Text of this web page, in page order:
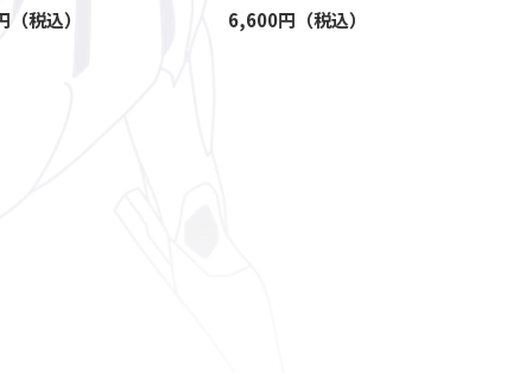
6,600円